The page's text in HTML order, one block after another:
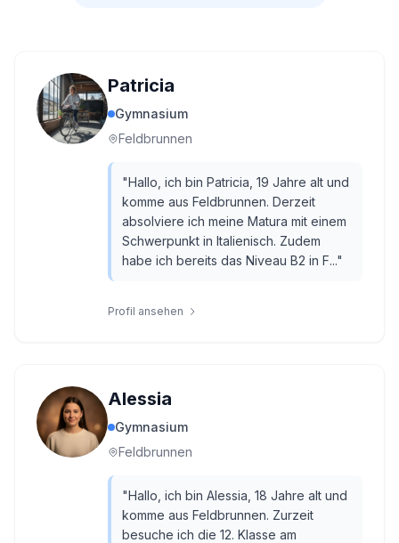
Patricia
Gymnasium
Feldbrunnen
"Hallo, ich bin Patricia, 19 Jahre alt und
komme aus Feldbrunnen. Derzeit
absolviere ich meine Matura mit einem
Schwerpunkt in Italienisch. Zudem
habe ich bereits das Niveau B2 in F..."
Profil ansehen
Alessia
Gymnasium
Feldbrunnen
"Hallo, ich bin Alessia, 18 Jahre alt und
komme aus Feldbrunnen. Zurzeit
besuche ich die 12. Klasse am